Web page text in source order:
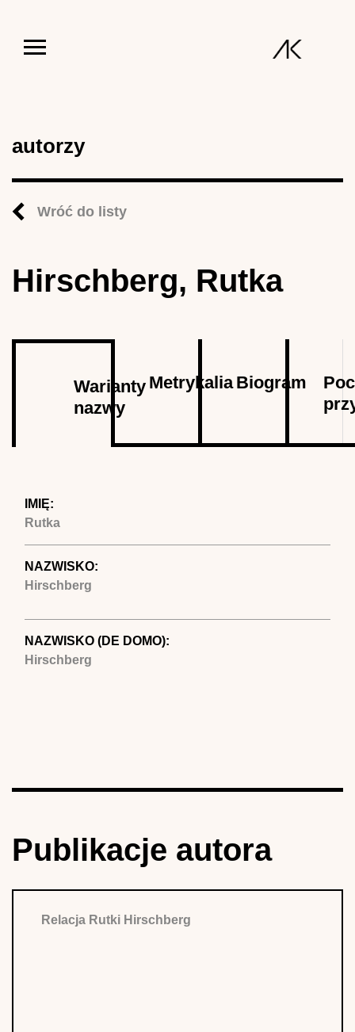
autorzy
Wróć do listy
Hirschberg, Rutka
Warianty
nazwy
karta)
MetrykaliaBiogram
IMIĘ:
Rutka
NAZWISKO:
Hirschberg
NAZWISKO (DE DOMO):
Hirschberg
Publikacje autora
Relacja Rutki Hirschberg